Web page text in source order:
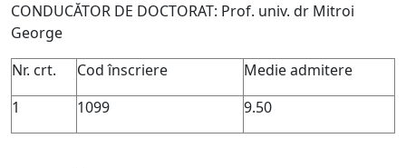
CONDUCĂTOR DE DOCTORAT: Prof. univ. dr Mitroi
George
Nr. crt.
Cod înscriere
Medie admitere
1
1099 9.50